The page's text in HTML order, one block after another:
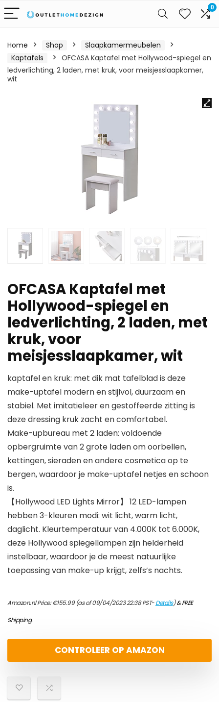
0
Home Shop
Slaapkamermeubelen
Kaptafels
OFCASA Kaptafel met Hollywood-spiegel en
ledverlichting, 2 laden, met kruk, voor meisjesslaapkamer,
wit
OFCASA Kaptafel met
Hollywood-spiegel en
ledverlichting, 2 laden, met
kruk, voor
meisjesslaapkamer, wit
kaptafel en kruk: met dik mat tafelblad is deze
make-uptafel modern en stijlvol, duurzaam en
stabiel. Met imitatieleer en gestoffeerde zitting is
deze dressing kruk zacht en comfortabel.
Make-upbureau met 2 laden: voldoende
opbergruimte van 2 grote laden om oorbellen,
kettingen, sieraden en andere cosmetica op te
bergen, waardoor je make-uptafel netjes en schoon
is.
【Hollywood LED Lights Mirror】 12 LED-lampen
hebben 3-kleuren modi: wit licht, warm licht,
daglicht. Kleurtemperatuur van 4.000K tot 6.000K,
deze Hollywood spiegellampen zijn helderheid
instelbaar, waardoor je de meest natuurlijke
toepassing van make-up krijgt, zelfs’s nachts.
Amazon.nl Price:€155.99(as of 09/04/2023 22:38 PST-Details)&FREE
Shipping.
CONTROLEER OP AMAZON